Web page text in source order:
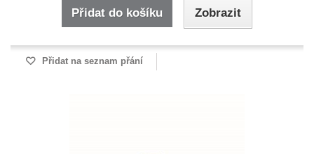
Přidat do košíku Zobrazit
Přidat na seznam přání